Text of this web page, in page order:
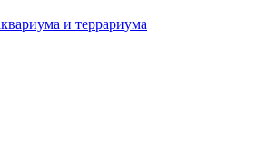
и террариума